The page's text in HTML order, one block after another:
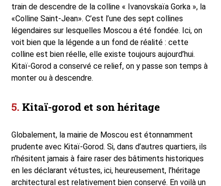
train de descendre de la colline « Ivanovskaïa Gorka », la
«Colline Saint-Jean». C’est l’une des sept collines
légendaires sur lesquelles Moscou a été fondée. Ici, on
voit bien que la légende a un fond de réalité : cette
colline est bien réelle, elle existe toujours aujourd’hui.
Kitaï-Gorod a conservé ce relief, on y passe son temps à
monter ou à descendre.
Kitaï-gorod et son héritage
Globalement, la mairie de Moscou est étonnamment
prudente avec Kitaï-Gorod. Si, dans d’autres quartiers, ils
n’hésitent jamais à faire raser des bâtiments historiques
en les déclarant vétustes, ici, heureusement, l’héritage
architectural est relativement bien conservé. En voilà un